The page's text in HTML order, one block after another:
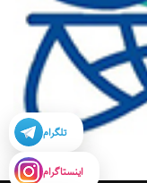
تلگرام
اینستاگرام